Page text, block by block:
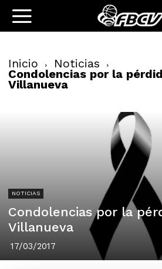
Inicio Noticias
Condolencias por la
Villanueva
NOTICIAS
Condolencias por la
Villanueva
17/03/2017